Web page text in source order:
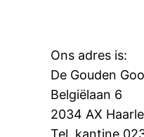
Ons adres is:
De Gouden
Belgiëlaan 6
2034 AX
Tel. kantine